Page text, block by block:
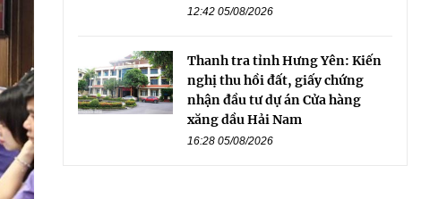
12:42 05/08/2026
Thanh tra tỉnh Hưng Yên: Kiến
nghị thu hồi đất, giấy chứng
nhận đầu tư dự án Cửa hàng
xăng dầu Hải Nam
16:28 05/08/2026